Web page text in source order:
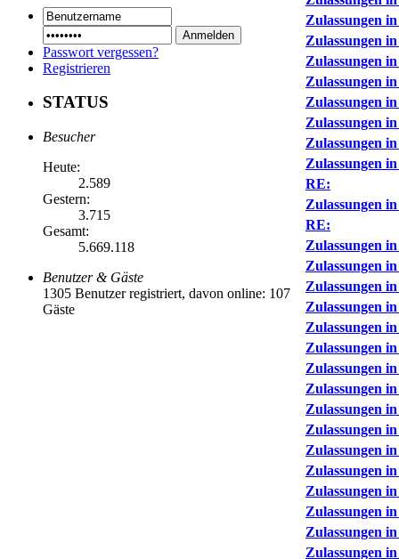
Passwort vergessen?
Registrieren
STATUS
Besucher
Heute:
2.589
Gestern:
3.715
Gesamt:
5.669.118
Benutzer & Gäste
1305 Benutzer registriert, davon online: 107
Gäste
Zulassungen
Zulassungen
Zulassungen
Zulassungen
Zulassungen
Zulassungen
Zulassungen
Zulassungen
RE:
Zulassungen
RE:
Zulassungen
Zulassungen
Zulassungen
Zulassungen
Zulassungen
Zulassungen
Zulassungen
Zulassungen
Zulassungen
Zulassungen
Zulassungen
Zulassungen
Zulassungen
Zulassungen
Zulassungen
Zulassungen